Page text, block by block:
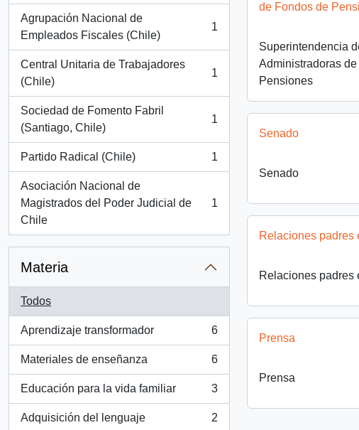
Agrupación Nacional de
Empleados Fiscales (Chile)
, 1 resultados
1
Central Unitaria de Trabajadores
(Chile)
, 1 resultados
1
Sociedad de Fomento Fabril
(Santiago, Chile)
, 1 resultados
1
Partido Radical (Chile)
, 1 resultados
1
Asociación Nacional de
Magistrados del Poder Judicial de
Chile
, 1 resultados
1
Materia
Todos
Aprendizaje transformador
, 6 resultados
6
Materiales de enseñanza
, 6 resultados
6
Educación para la vida familiar
, 3 resultados
3
Adquisición del lenguaje
, 2 resultados
2
de Fondos de
Superintendencia
Administradoras
Pensiones
Senado
Senado
Relaciones padres
Relaciones padres
Prensa
Prensa